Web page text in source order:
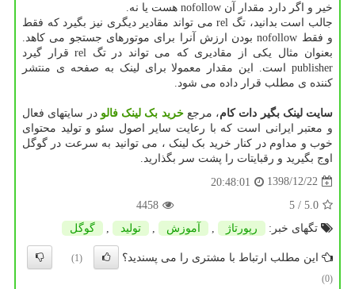
خیر و اگر دارد مقدار آن nofollow هست یا نه.
جالب است بدانید، تگ rel می تواند مقادیر دیگری نیز بگیرد که فقط
و فقط nofollow بودن ارزش آنرا برای موتورهای جستجو می کاهد.
بعنوان مثال یکی از مقادیری که می تواند در تگ rel قرار گیرد
publisher است. این مقدار معمولا برای لینک به صفحه ی منتشر
کننده ی مطلب قرار داده می شود.
سایت لینک بگیر دات کام، مرجعخرید بک لینک فالو در سایتهای فعال
و معتبر ایرانی است که با رعایت سایر اصول سئو و تولید محتوای
خوب و مداوم در کنار خرید بک لینک ، می توانید به سرعت در گوگل
اوج بگیرید و رقبایتات را پشت سر بگذارید.
1398/12/22
20:48:01
5.0
/ 5
4458
تگهای خبر:
رپورتاژ , آموزش , تولید , گوگل
این مطلب ارتباط با مشتری را می پسندید؟
(1)
(0)